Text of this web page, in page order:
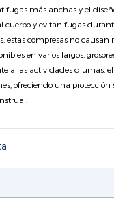
más anchas y el
cuerpo y evitan fugas
estas compresas no causan
en varios largos,
a las actividades diurnas,
ofreciendo una